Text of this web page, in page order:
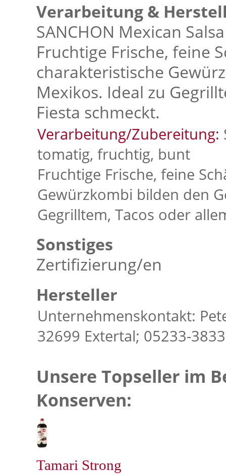
Verarbeitung &
SANCHON Mexican
Fruchtige Frische, feine
charakteristische
Mexikos. Ideal zu
Fiesta schmeckt.
Verarbeitung/Zubereitung:
tomatig, fruchtig, bunt
Fruchtige Frische, feine
Gewürzkombi bilden den
Gegrilltem, Tacos oder
Sonstiges
Zertifizierung/en
Hersteller
Unternehmenskontakt:
32699 Extertal; 05233-
Unsere Topseller im
Konserven:
Tamari Strong